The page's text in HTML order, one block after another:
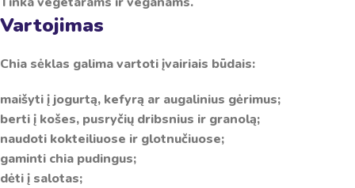
Vartojimas
Chia sėklas galima vartoti įvairiais būdais:
maišyti į jogurtą, kefyrą ar augalinius gėrimus;
berti į košes, pusryčių dribsnius ir granolą;
naudoti kokteiliuose ir glotnučiuose;
gaminti chia pudingus;
dėti į salotas;